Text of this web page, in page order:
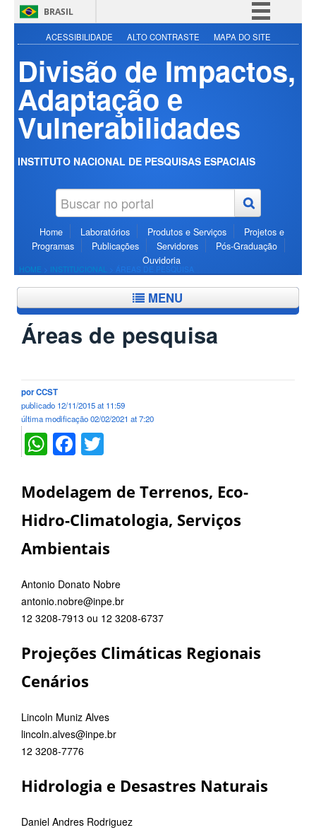
BRASIL
Simplifique!
Participe
Acesso à informação
Legislação
ACESSIBILIDADE ALTO CONTRASTE MAPA DO SITE
Divisão de Impactos,
Adaptação e
Vulnerabilidades
INSTITUTO NACIONAL DE PESQUISAS ESPACIAIS
Home Laboratórios Produtos e Serviços
Projetos e
Programas
Publicações Servidores
Pós-Graduação
Ouvidoria
HOME > INSTITUCIONAL ÁREAS DE PESQUISA
MENU
Áreas de pesquisa
porCCST
publicado 12/11/2015 at 11:59
última modificação02/02/2021 at 7:20
WhatsApp
Facebook
Modelagem de Terrenos, Eco-
Hidro-Climatologia, Serviços
Ambientais
Antonio Donato Nobre
antonio.nobre@inpe.br
12 3208-7913 ou 12 3208-6737
Projeções Climáticas Regionais
Cenários
Lincoln Muniz Alves
lincoln.alves@inpe.br
12 3208-7776
Hidrologia e Desastres Naturais
Daniel Andres Rodriguez